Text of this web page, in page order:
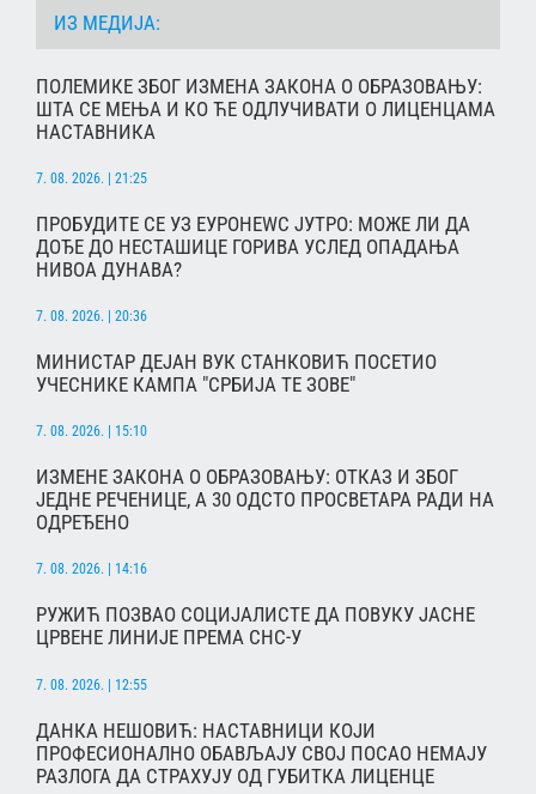
ИЗ МЕДИЈА:
ПОЛЕМИКЕ ЗБОГ ИЗМЕНА ЗАКОНА О ОБРАЗОВАЊУ:
ШТА СЕ МЕЊА И КО ЋЕ ОДЛУЧИВАТИ О ЛИЦЕНЦАМА
НАСТАВНИКА
7. 08. 2026. | 21:25
ПРОБУДИТЕ СЕ УЗ ЕУРОНЕWС ЈУТРО: МОЖЕ ЛИ ДА
ДОЂЕ ДО НЕСТАШИЦЕ ГОРИВА УСЛЕД ОПАДАЊА
НИВОА ДУНАВА?
7. 08. 2026. | 20:36
МИНИСТАР ДЕЈАН ВУК СТАНКОВИЋ ПОСЕТИО
УЧЕСНИКЕ КАМПА "СРБИЈА ТЕ ЗОВЕ"
7. 08. 2026. | 15:10
ИЗМЕНЕ ЗАКОНА О ОБРАЗОВАЊУ: ОТКАЗ И ЗБОГ
ЈЕДНЕ РЕЧЕНИЦЕ, А 30 ОДСТО ПРОСВЕТАРА РАДИ НА
ОДРЕЂЕНО
7. 08. 2026. | 14:16
РУЖИЋ ПОЗВАО СОЦИЈАЛИСТЕ ДА ПОВУКУ ЈАСНЕ
ЦРВЕНЕ ЛИНИЈЕ ПРЕМА СНС-У
7. 08. 2026. | 12:55
ДАНКА НЕШОВИЋ: НАСТАВНИЦИ КОЈИ
ПРОФЕСИОНАЛНО ОБАВЉАЈУ СВОЈ ПОСАО НЕМАЈУ
РАЗЛОГА ДА СТРАХУЈУ ОД ГУБИТКА ЛИЦЕНЦЕ